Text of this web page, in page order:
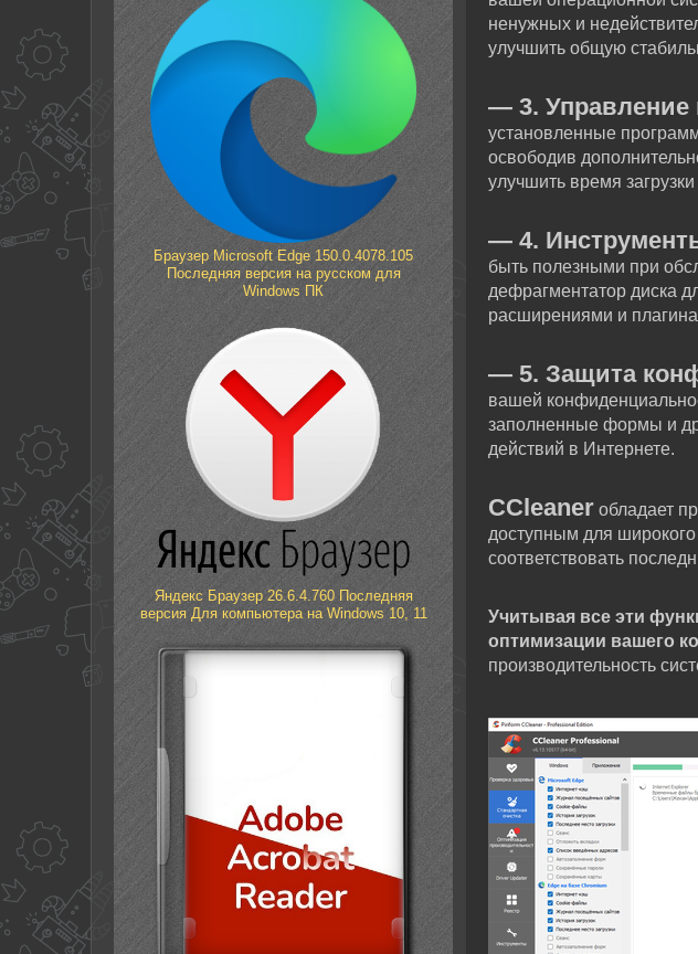
ненужных и
улучшить общую
— 3. Управление
установленные
освободив
улучшить время
— 4.
быть полезными при
дефрагментатор диска
расширениями и
— 5. Защита
вашей
заполненные формы и
действий в Интернете.
CCleanerобладает
доступным для широкого
соответствовать
Учитывая все эти
оптимизации вашего
производительность
Браузер Microsoft Edge 150.0.4078.105
Последняя версия на русском для
Windows ПК
Яндекс Браузер 26.6.4.760 Последняя
версия Для компьютера на Windows 10, 11